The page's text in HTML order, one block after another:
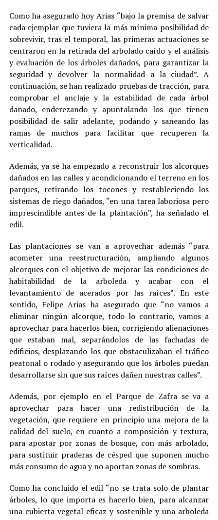
Como ha asegurado hoy Arias “bajo la premisa de salvar
cada ejemplar que tuviera la más mínima posibilidad de
sobrevivir, tras el temporal, las primeras actuaciones se
centraron en la retirada del arbolado caído y el análisis
y evaluación de los árboles dañados, para garantizar la
seguridad y devolver la normalidad a la ciudad”. A
continuación, se han realizado pruebas de tracción, para
comprobar el anclaje y la estabilidad de cada árbol
dañado, enderezando y apuntalando los que tienen
posibilidad de salir adelante, podando y saneando las
ramas de muchos para facilitar que recuperen la
verticalidad.
Además, ya se ha empezado a reconstruir los alcorques
dañados en las calles y acondicionando el terreno en los
parques, retirando los tocones y restableciendo los
sistemas de riego dañados, “en una tarea laboriosa pero
imprescindible antes de la plantación”, ha señalado el
edil.
Las plantaciones se van a aprovechar además “para
acometer una reestructuración, ampliando algunos
alcorques con el objetivo de mejorar las condiciones de
habitabilidad de la arboleda y acabar con el
levantamiento de acerados por las raíces”. En este
sentido, Felipe Arias ha asegurado que “no vamos a
eliminar ningún alcorque, todo lo contrario, vamos a
aprovechar para hacerlos bien, corrigiendo alienaciones
que estaban mal, separándolos de las fachadas de
edificios, desplazando los que obstaculizaban el tráfico
peatonal o rodado y asegurando que los árboles puedan
desarrollarse sin que sus raíces dañen nuestras calles”.
Además, por ejemplo en el Parque de Zafra se va a
aprovechar para hacer una redistribución de la
vegetación, que requiere en principio una mejora de la
calidad del suelo, en cuanto a composición y textura,
para apostar por zonas de bosque, con más arbolado,
para sustituir praderas de césped que suponen mucho
más consumo de agua y no aportan zonas de sombras.
Como ha concluido el edil “no se trata solo de plantar
árboles, lo que importa es hacerlo bien, para alcanzar
una cubierta vegetal eficaz y sostenible y una arboleda